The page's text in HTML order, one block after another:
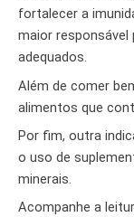
fortalecer a
maior responsável
adequados.
Além de comer
alimentos que
Por fim, outra
o uso de
minerais.
Acompanhe a